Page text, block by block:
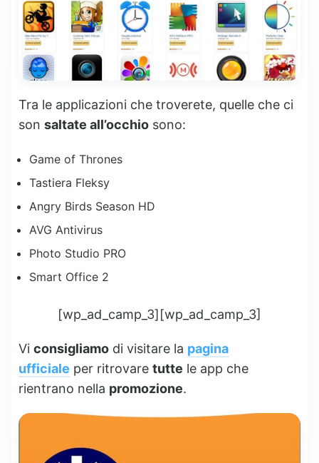
Tra le applicazioni che troverete, quelle che ci
son saltate all’occhio sono:
Game of Thrones
Tastiera Fleksy
Angry Birds Season HD
AVG Antivirus
Photo Studio PRO
Smart Office 2
[wp_ad_camp_3][wp_ad_camp_3]
Vi consigliamo di visitare la pagina
ufficiale per ritrovare tutte le app che
rientrano nella promozione.